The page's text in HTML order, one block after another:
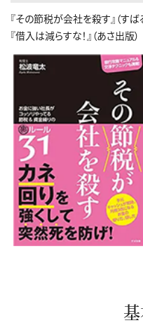
『その節税が会社を殺す』（すば
『借入は減らすな！』（あさ出版）